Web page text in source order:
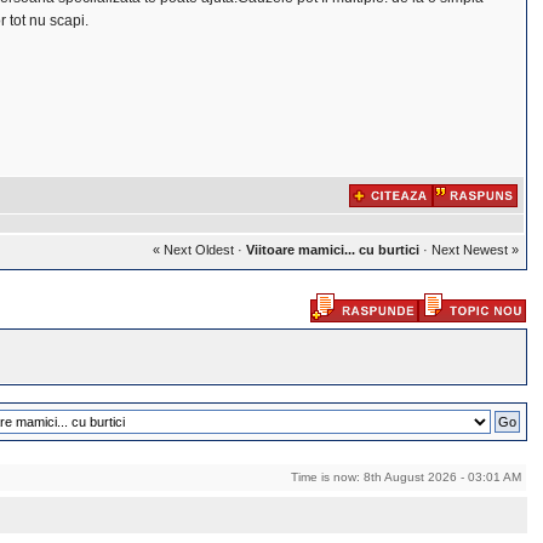
tot nu scapi.
« Next Oldest· Viitoare mamici... cu burtici· Next Newest »
Time is now: 8th August 2026 - 03:01 AM